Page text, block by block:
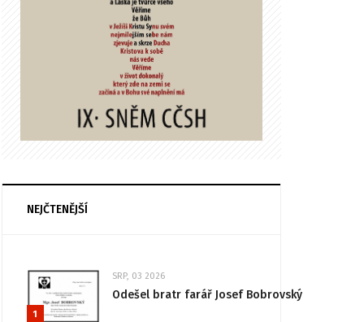
NEJČTENĚJŠÍ
1
SRP, 03 2026
Odešel bratr farář Josef Bobrovský